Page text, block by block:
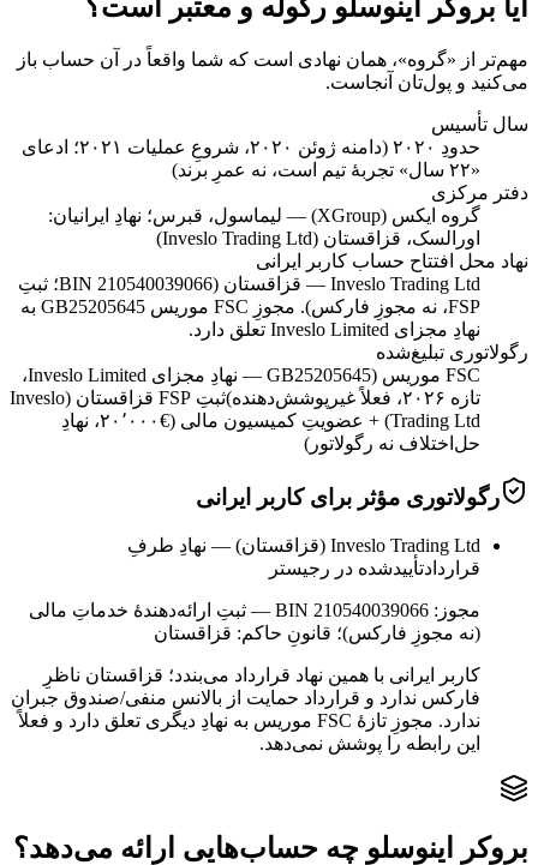
آیا بروکر اینوسلو رگوله و معتبر است؟
مهم‌تر از «گروه»، همان نهادی است که شما واقعاً در آن حساب باز
می‌کنید و پول‌تان آنجاست.
سال تأسیس
حدودِ ۲۰۲۰ (دامنه ژوئن ۲۰۲۰، شروعِ عملیات ۲۰۲۱؛ ادعای
«۲۲ سال» تجربهٔ تیم است، نه عمرِ برند)
دفتر مرکزی
گروه ایکس (XGroup) — لیماسول، قبرس؛ نهادِ ایرانیان:
اورالسک، قزاقستان (Inveslo Trading Ltd)
نهاد محل افتتاح حساب کاربر ایرانی
Inveslo Trading Ltd — قزاقستان (BIN 210540039066؛ ثبتِ
FSP، نه مجوزِ فارکس). مجوزِ FSC موریس GB25205645 به
نهادِ مجزای Inveslo Limited تعلق دارد.
رگولاتوری تبلیغ‌شده
FSC موریس (GB25205645 — نهادِ مجزای Inveslo Limited،
تازه ۲۰۲۶، فعلاً غیرپوشش‌دهنده)
ثبتِ FSP قزاقستان (Inveslo
Trading Ltd) + عضویتِ کمیسیون مالی (€۲۰٬۰۰۰، نهادِ
حل‌اختلاف نه رگولاتور)
رگولاتوری مؤثر برای کاربر ایرانی
Inveslo Trading Ltd (قزاقستان) — نهادِ طرفِ
قراردادتأییدشده در رجیستر
مجوز:
BIN 210540039066 — ثبتِ ارائه‌دهندهٔ خدماتِ مالی
(نه مجوزِ فارکس)؛ قانونِ حاکم: قزاقستان
کاربر ایرانی با همین نهاد قرارداد می‌بندد؛ قزاقستان ناظرِ
فارکس ندارد و قرارداد حمایت از بالانس منفی/صندوق جبران
ندارد. مجوزِ تازهٔ FSC موریس به نهادِ دیگری تعلق دارد و فعلاً
این رابطه را پوشش نمی‌دهد.
بروکر اینوسلو چه حساب‌هایی ارائه می‌دهد؟